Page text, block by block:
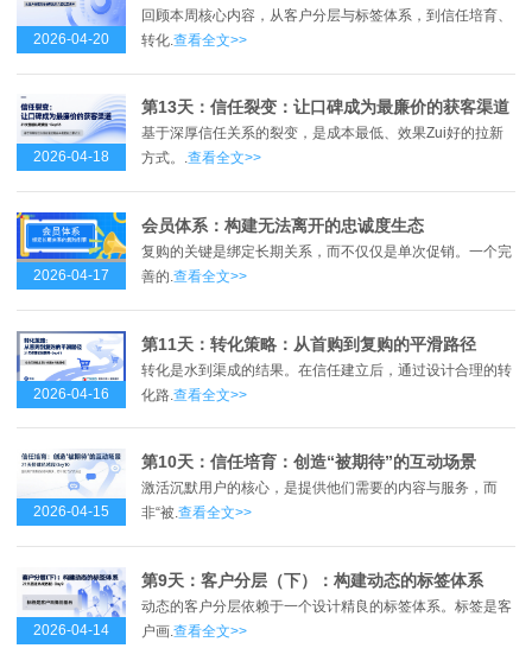
2026-04-20
回顾本周核心内容，从客户分层与标签体系，到信任培育、
转化.查看全文>>
2026-04-18
第13天：信任裂变：让口碑成为最廉价的获客渠道
基于深厚信任关系的裂变，是成本最低、效果Zui好的拉新
方式。.查看全文>>
2026-04-17
会员体系：构建无法离开的忠诚度生态
复购的关键是绑定长期关系，而不仅仅是单次促销。一个完
善的.查看全文>>
2026-04-16
第11天：转化策略：从首购到复购的平滑路径
转化是水到渠成的结果。在信任建立后，通过设计合理的转
化路. 查看全文>>
2026-04-15
第10天：信任培育：创造“被期待”的互动场景
激活沉默用户的核心，是提供他们需要的内容与服务，而
非“被.查看全文>>
2026-04-14
第9天：客户分层（下）：构建动态的标签体系
动态的客户分层依赖于一个设计精良的标签体系。标签是客
户画. 查看全文>>